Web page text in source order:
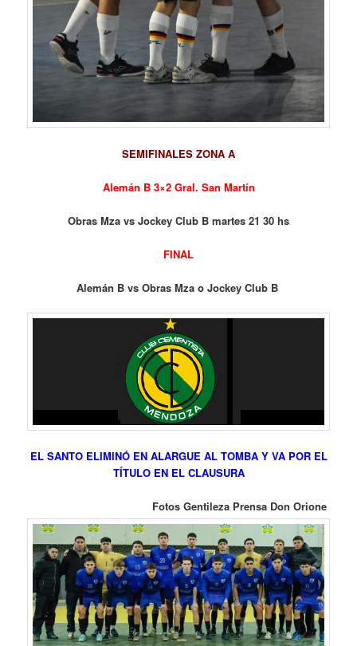
SEMIFINALES ZONA A
Alemán B 3×2 Gral. San Martín
Obras Mza vs Jockey Club B martes 21 30 hs
FINAL
Alemán B vs Obras Mza o Jockey Club B
EL SANTO ELIMINÓ EN ALARGUE AL TOMBA Y VA POR EL
TÍTULO EN EL CLAUSURA
Fotos Gentileza Prensa Don Orione